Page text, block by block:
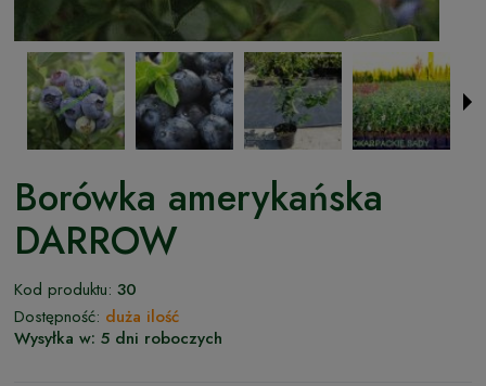
Borówka amerykańska
DARROW
Kod produktu: 30
Dostępność: duża ilość
Wysyłka w: 5 dni roboczych